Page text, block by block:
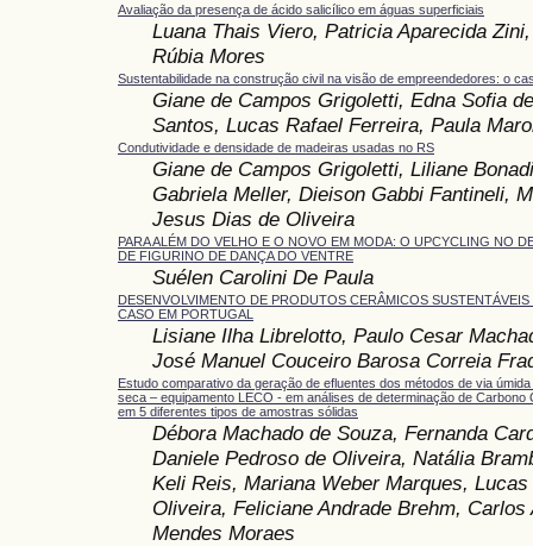
Avaliação da presença de ácido salicílico em águas superficiais
Luana Thais Viero, Patricia Aparecida
Rúbia Mores
Sustentabilidade na construção civil na visão de empreendedores: o
Giane de Campos Grigoletti, Edna Sofia
Santos, Lucas Rafael Ferreira, Paula
Condutividade e densidade de madeiras usadas no RS
Giane de Campos Grigoletti, Liliane
Gabriela Meller, Dieison Gabbi Fantineli,
Jesus Dias de Oliveira
PARA ALÉM DO VELHO E O NOVO EM MODA: O UPCYCLING NO
DE FIGURINO DE DANÇA DO VENTRE
Suélen Carolini De Paula
DESENVOLVIMENTO DE PRODUTOS CERÂMICOS
CASO EM PORTUGAL
Lisiane Ilha Librelotto, Paulo Cesar
José Manuel Couceiro Barosa Correia
Estudo comparativo da geração de efluentes dos métodos de via
seca – equipamento LECO - em análises de determinação de Carbono
em 5 diferentes tipos de amostras sólidas
Débora Machado de Souza, Fernanda
Daniele Pedroso de Oliveira, Natália
Keli Reis, Mariana Weber Marques,
Oliveira, Feliciane Andrade Brehm, Carlos
Mendes Moraes